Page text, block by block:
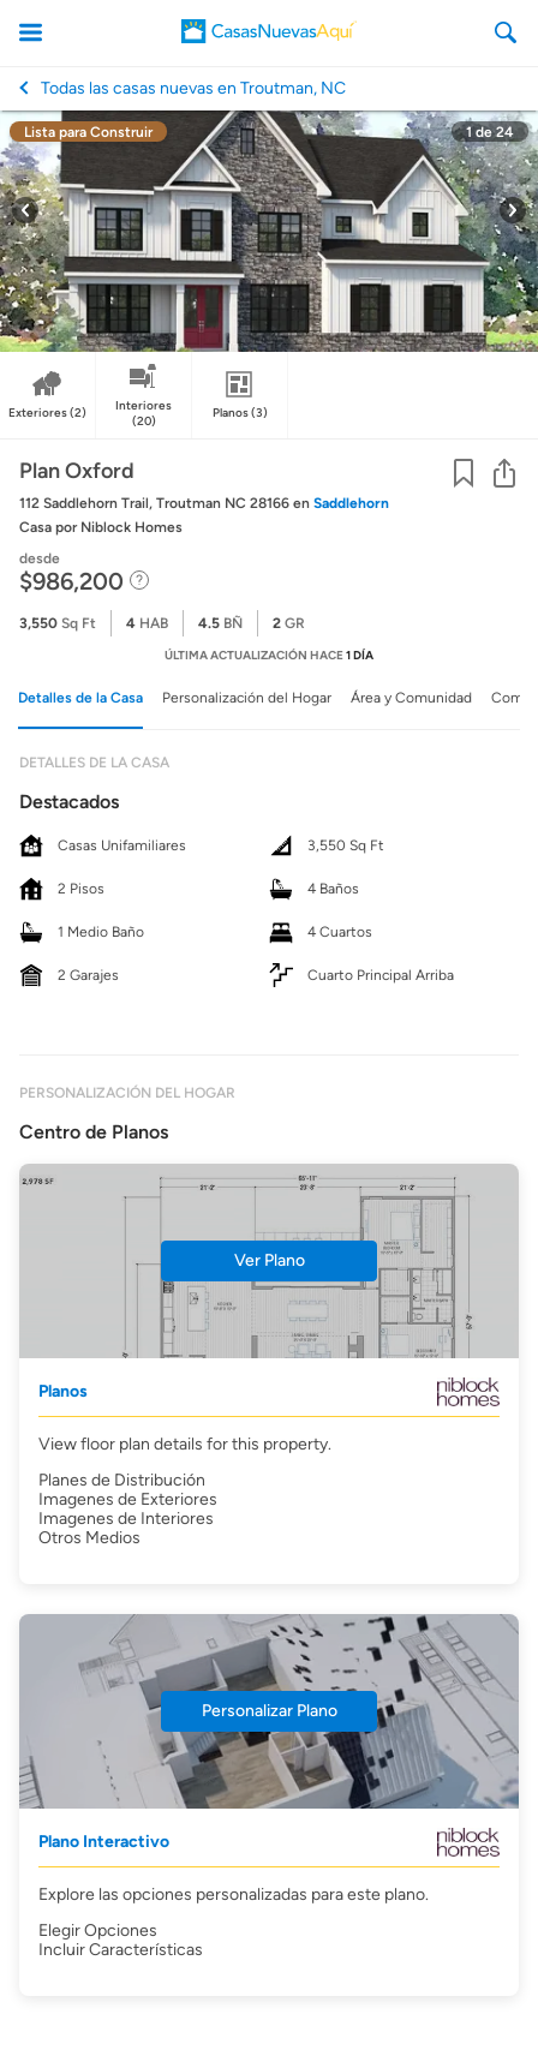
CasasNuevasAqui
Todas las casas nuevas en Troutman, NC
Lista para Construir 1 de24
Exteriores(2)
Interiores
(20)
Planos(3)
Plan Oxford
112 Saddlehorn Trail, Troutman NC 28166 en Saddlehorn
Casa por Niblock Homes
desde
$986,200
3,550 Sq Ft 4 HAB 4.5 BÑ 2 GR
ÚLTIMA ACTUALIZACIÓN HACE1 DÍA
Detalles de la Casa Personalización del Hogar Área y Comunidad
DETALLES DE LA CASA
Destacados
Casas Unifamiliares 3,550 Sq Ft
2 Pisos 4 Baños
1 Medio Baño 4 Cuartos
2 Garajes Cuarto Principal Arriba
PERSONALIZACIÓN DEL HOGAR
Centro de Planos
Ver Plano
Planos
View floor plan details for this property.
Planes de Distribución
Imagenes de Exteriores
Imagenes de Interiores
Otros Medios
Personalizar Plano
Plano Interactivo
Explore las opciones personalizadas para este plano.
Elegir Opciones
Incluir Características